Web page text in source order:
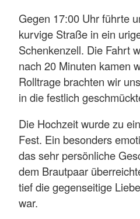
Gegen 17:00 Uhr führte
kurvige Straße in ein
Schenkenzell. Die Fahrt
nach 20 Minuten kamen
Rolltrage brachten wir
in die festlich
Die Hochzeit wurde zu
Fest. Ein besonders
das sehr persönliche
dem Brautpaar
tief die gegenseitige
war.